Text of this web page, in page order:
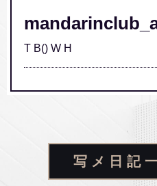
T B() W H
写メ日記